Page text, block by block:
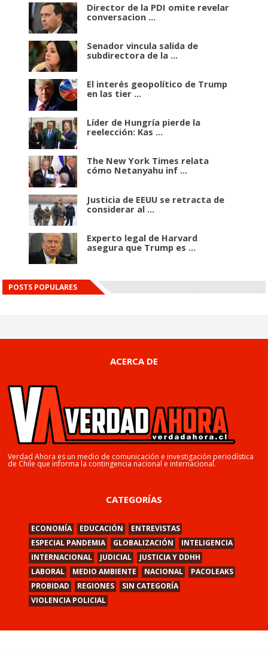
Director de la PDI omite revelar
conversacion ...
Senador vincula salida de
subdirectora de la ...
El interés geopolítico de Trump
en las tier ...
Líder de Hungría pierde la
reelección: Kas ...
The New York Times relata
cómo Netanyahu inf ...
Justicia de EEUU se retracta de
considerar al ...
Experto legal de Harvard
asegura que Trump es ...
POSTS POPULARES
ACERCA DE
Verdad Ahora es un medio de comunicación e investigación periodística
de Chile que informa la contingencia nacional e internacional.
CATEGORÍAS
ECONOMÍA EDUCACIÓN
ENTREVISTAS
ESPECIAL PANDEMIA
GLOBALIZACIÓN
INTELIGENCIA
INTERNACIONAL
JUDICIAL
JUSTICIA Y DDHH
LABORAL
MEDIO AMBIENTE NACIONAL
PACOLEAKS
PROBIDAD
REGIONES
SIN CATEGORÍA
VIOLENCIA POLICIAL